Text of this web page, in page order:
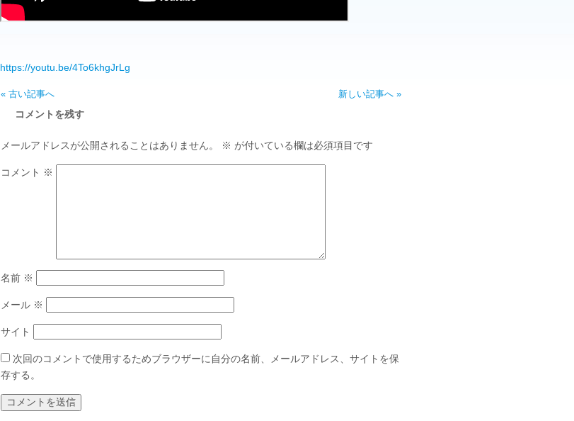
https://youtu.be/4To6khgJrLg
« 古い記事へ 新しい記事へ »
コメントを残す
メールアドレスが公開されることはありません。 ※ が付いている欄は必須項目です
コメント ※
名前 ※
メール ※
サイト
次回のコメントで使用するためブラウザーに自分の名前、メールアドレス、サイトを保
存する。